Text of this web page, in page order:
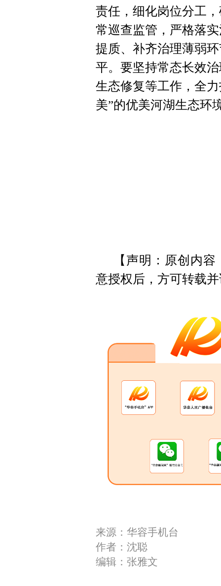
责任，细化岗位分工
常巡查监管，严格落
提质、补齐治理薄弱
平。要坚持常态长效
生态修复等工作，全
美”的优美河湖生态环
【声明：原创内
意授权后，方可转载
来源：华容手机台
作者：沈聪
编辑：张雅文